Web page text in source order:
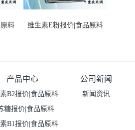
料 维生素E粉报价|食品原料
产品中心
B2报价|食品原料
糖报价|食品原料
B1报价|食品原料
公司新闻
新闻资讯